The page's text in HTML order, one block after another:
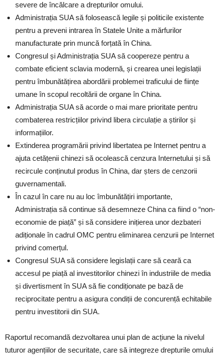
severe de încălcare a drepturilor omului.
Administrația SUA să folosească legile și politicile existente
pentru a preveni intrarea în Statele Unite a mărfurilor
manufacturate prin muncă forțată în China.
Congresul și Administrația SUA să coopereze pentru a
combate eficient sclavia modernă, și crearea unei legislații
pentru îmbunătățirea abordării problemei traficului de ființe
umane în scopul recoltării de organe în China.
Administrația SUA să acorde o mai mare prioritate pentru
combaterea restricțiilor privind libera circulație a știrilor și
informațiilor.
Extinderea programării privind libertatea pe Internet pentru a
ajuta cetățenii chinezi să ocolească cenzura Internetului și să
recircule conținutul produs în China, dar șters de cenzorii
guvernamentali.
În cazul în care nu au loc îmbunătățiri importante,
Administrația să continue să desemneze China ca fiind o “non-
economie de piață” și să considere inițierea unor dezbateri
adiționale în cadrul OMC pentru eliminarea cenzurii pe Internet
privind comerțul.
Congresul SUA să considere legislații care să ceară ca
accesul pe piață al investitorilor chinezi în industriile de media
și divertisment în SUA să fie condiționate pe bază de
reciprocitate pentru a asigura condiții de concurență echitabile
pentru investitorii din SUA.
Raportul recomandă dezvoltarea unui plan de acțiune la nivelul
tuturor agențiilor de securitate, care să integreze drepturile omului